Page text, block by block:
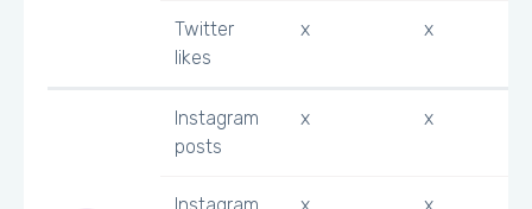
Twitter
likes
x x
Instagram
posts
x x